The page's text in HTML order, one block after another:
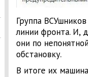
Группа
линии фронта. И,
они по
обстановку.
В итоге их